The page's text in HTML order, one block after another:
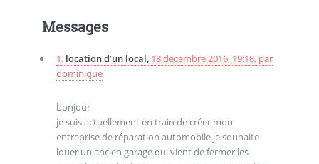
Messages
1. location d’un local, 18 décembre 2016, 19:18, par
dominique
bonjour
je suis actuellement en train de créer mon
entreprise de réparation automobile je souhaite
louer un ancien garage qui vient de fermer les